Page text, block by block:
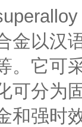
金以汉
。它可
可分为
和强时